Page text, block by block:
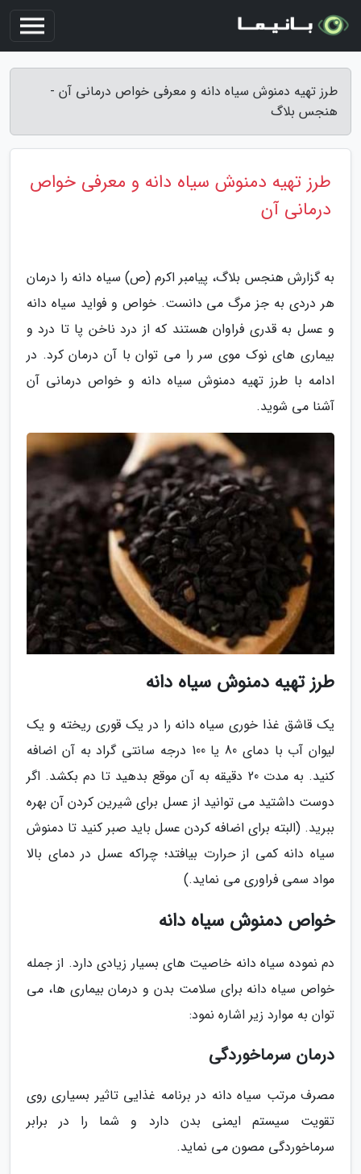
طرز تهیه دمنوش سیاه دانه و معرفی خواص درمانی آن -
هنجس بلاگ
طرز تهیه دمنوش سیاه دانه و معرفی خواص
درمانی آن
به گزارش هنجس بلاگ، پیامبر اکرم (ص) سیاه دانه را درمان
هر دردی به جز مرگ می دانست. خواص و فواید سیاه دانه
و عسل به قدری فراوان هستند که از درد ناخن پا تا درد و
بیماری های نوک موی سر را می توان با آن درمان کرد. در
ادامه با طرز تهیه دمنوش سیاه دانه و خواص درمانی آن
آشنا می شوید.
طرز تهیه دمنوش سیاه دانه
یک قاشق غذا خوری سیاه دانه را در یک قوری ریخته و یک
لیوان آب با دمای 80 یا 100 درجه سانتی گراد به آن اضافه
کنید. به مدت 20 دقیقه به آن موقع بدهید تا دم بکشد. اگر
دوست داشتید می توانید از عسل برای شیرین کردن آن بهره
ببرید. (البته برای اضافه کردن عسل باید صبر کنید تا دمنوش
سیاه دانه کمی از حرارت بیافتد؛ چراکه عسل در دمای بالا
مواد سمی فراوری می نماید.)
خواص دمنوش سیاه دانه
دم نموده سیاه دانه خاصیت های بسیار زیادی دارد. از جمله
خواص سیاه دانه برای سلامت بدن و درمان بیماری ها، می
توان به موارد زیر اشاره نمود:
درمان سرماخوردگی
مصرف مرتب سیاه دانه در برنامه غذایی تاثیر بسیاری روی
تقویت سیستم ایمنی بدن دارد و شما را در برابر
سرماخوردگی مصون می نماید.